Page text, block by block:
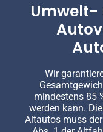
Umwelt-
Wir
mindestens 85
werden kann.
Altautos muss